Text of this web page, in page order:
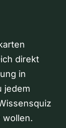
direkt
in
jedem
wollen.